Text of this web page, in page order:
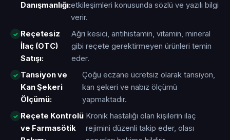
Danışmanlığı:etkileşimleri konusunda sözlü ve yazılı bilgi
verir.
Reçetesiz
İlaç (OTC)
Satışı:
Ağrı kesici, antihistamin, vitamin, mineral
gibi reçete gerektirmeyen ürünleri temin
eder.
Tansiyon ve
Kan Şekeri
Ölçümü:
Çoğu eczane ücretsiz olarak tansiyon,
kan şekeri ve nabız ölçümü
yapmaktadır.
Reçete Kontrolü
ve Farmasötik
Kronik hastalığı olan kişilerin ilaç
rejimini düzenli takip eder, olası